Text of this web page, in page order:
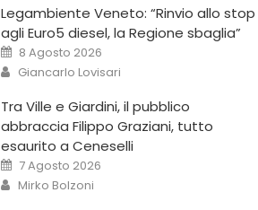
Legambiente Veneto: “Rinvio allo stop
agli Euro5 diesel, la Regione sbaglia”
8 Agosto 2026
Giancarlo Lovisari
Tra Ville e Giardini, il pubblico
abbraccia Filippo Graziani, tutto
esaurito a Ceneselli
7 Agosto 2026
Mirko Bolzoni